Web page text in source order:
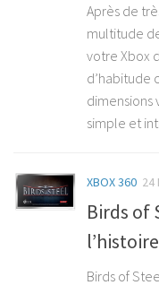
Après de
multitude
votre Xbox
d’habitude
dimensions
simple et
XBOX 360 24
Birds of
Birds of